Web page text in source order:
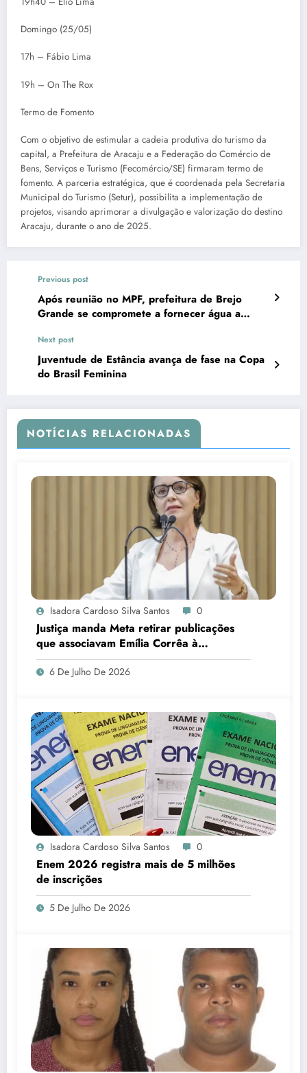
Domingo (25/05)
17h – Fábio Lima
19h – On The Rox
Termo de Fomento
Com o objetivo de estimular a cadeia produtiva do turismo da
capital, a Prefeitura de Aracaju e a Federação do Comércio de
Bens, Serviços e Turismo (Fecomércio/SE) firmaram termo de
fomento. A parceria estratégica, que é coordenada pela Secretaria
Municipal do Turismo (Setur), possibilita a implementação de
projetos, visando aprimorar a divulgação e valorização do destino
Aracaju, durante o ano de 2025.
Previous post
Após reunião no MPF, prefeitura de Brejo
Grande se compromete a fornecer água a
Next post
Juventude de Estância avança de fase na Copa
do Brasil Feminina
NOTÍCIAS RELACIONADAS
Isadora Cardoso Silva Santos 0
Justiça manda Meta retirar publicações
que associavam Emília Corrêa à
corrupção e identificar responsáveis
6 De Julho De 2026
Isadora Cardoso Silva Santos 0
Enem 2026 registra mais de 5 milhões
de inscrições
5 De Julho De 2026